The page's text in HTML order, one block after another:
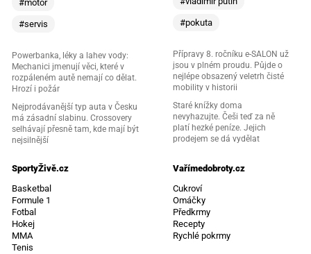
#motor
#servis
Powerbanka, léky a lahev vody:
Mechanici jmenují věci, které v
rozpáleném autě nemají co dělat.
Hrozí i požár
Nejprodávanější typ auta v Česku
má zásadní slabinu. Crossovery
selhávají přesně tam, kde mají být
nejsilnější
#pokuta
Přípravy 8. ročníku e-SALON už
jsou v plném proudu. Půjde o
nejlépe obsazený veletrh čisté
mobility v historii
Staré knížky doma
nevyhazujte. Češi teď za ně
platí hezké peníze. Jejich
prodejem se dá vydělat
SportyŽivě.cz
Basketbal
Formule 1
Fotbal
Hokej
MMA
Tenis
Vařímedobroty.cz
Cukroví
Omáčky
Předkrmy
Recepty
Rychlé pokrmy